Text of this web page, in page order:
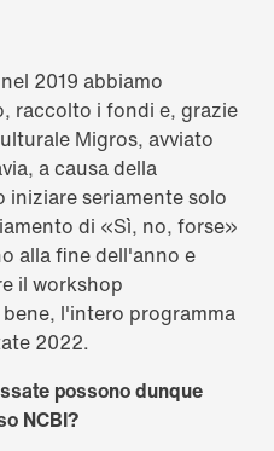
2019 abbiamo
raccolto i fondi e, grazie
Migros, avviato
a causa della
seriamente solo
di «Sì, no, forse»
alla fine dell'anno e
il workshop
l'intero programma
2022.
possono dunque
NCBI?